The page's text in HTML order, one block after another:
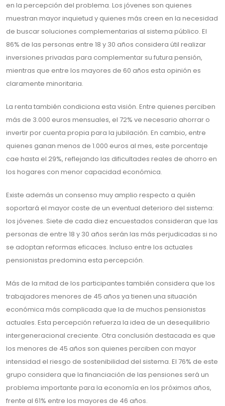
en la percepción del problema. Los jóvenes son quienes
muestran mayor inquietud y quienes más creen en la necesidad
de buscar soluciones complementarias al sistema público. El
86% de las personas entre 18 y 30 años considera útil realizar
inversiones privadas para complementar su futura pensión,
mientras que entre los mayores de 60 años esta opinión es
claramente minoritaria.
La renta también condiciona esta visión. Entre quienes perciben
más de 3.000 euros mensuales, el 72% ve necesario ahorrar o
invertir por cuenta propia para la jubilación. En cambio, entre
quienes ganan menos de 1.000 euros al mes, este porcentaje
cae hasta el 29%, reflejando las dificultades reales de ahorro en
los hogares con menor capacidad económica.
Existe además un consenso muy amplio respecto a quién
soportará el mayor coste de un eventual deterioro del sistema:
los jóvenes. Siete de cada diez encuestados consideran que las
personas de entre 18 y 30 años serán las más perjudicadas si no
se adoptan reformas eficaces. Incluso entre los actuales
pensionistas predomina esta percepción.
Más de la mitad de los participantes también considera que los
trabajadores menores de 45 años ya tienen una situación
económica más complicada que la de muchos pensionistas
actuales. Esta percepción refuerza la idea de un desequilibrio
intergeneracional creciente. Otra conclusión destacada es que
los menores de 45 años son quienes perciben con mayor
intensidad el riesgo de sostenibilidad del sistema. El 76% de este
grupo considera que la financiación de las pensiones será un
problema importante para la economía en los próximos años,
frente al 61% entre los mayores de 46 años.